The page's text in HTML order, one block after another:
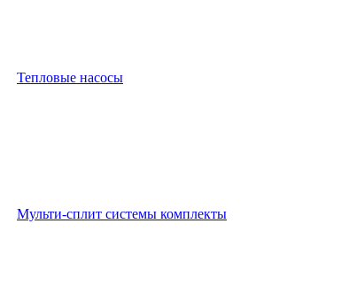
Тепловые насосы
Мульти-сплит системы комплекты